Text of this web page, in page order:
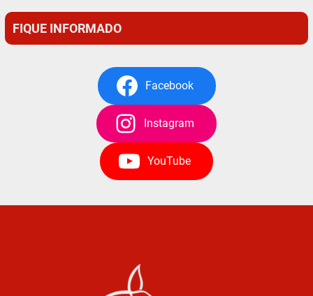
FIQUE INFORMADO
Facebook
Instagram
YouTube